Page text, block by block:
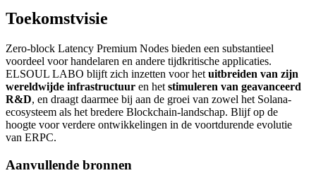
Toekomstvisie
Zero-block Latency Premium Nodes bieden een substantieel
voordeel voor handelaren en andere tijdkritische applicaties.
ELSOUL LABO blijft zich inzetten voor het uitbreiden van zijn
wereldwijde infrastructuur en het stimuleren van geavanceerd
R&D, en draagt daarmee bij aan de groei van zowel het Solana-
ecosysteem als het bredere Blockchain-landschap. Blijf op de
hoogte voor verdere ontwikkelingen in de voortdurende evolutie
van ERPC.
Aanvullende bronnen